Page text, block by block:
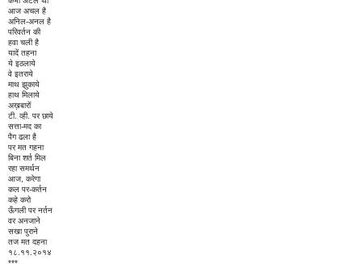
आज अचल है
अनिल-अनल है
परिवर्तन की
हवा चली है
यादें तहना
ये इठलाये
वे इतराये
माथ झुकाये
हाथ मिलाये
अख़बारों
टी. व्ही. पर छाये
सत्ता-मद का
पैग ढला है
पर मत गहना
बिना शर्त मिल
रहा समर्थन
आज, करेगा
कल पर-कर्तन
कहे करो
ऊँगली पर नर्तन
वर अनजाने
सखा पुराने
तज मत दहना
१८.११.२०१४
***